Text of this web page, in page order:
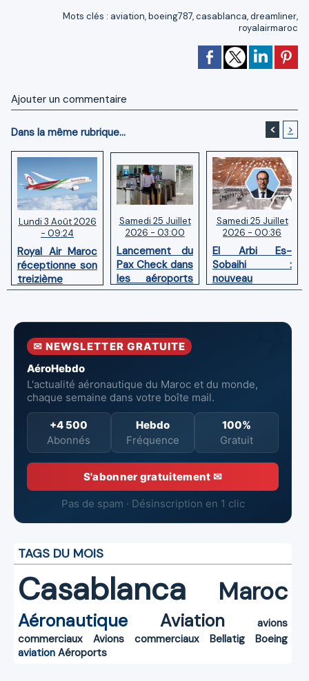
Mots clés : aviation,boeing787,casablanca,dreamliner,
royalairmaroc
Ajouter un commentaire
Dans la même rubrique... < >
Lundi 3 Août 2026
- 09:24
Royal Air Maroc
réceptionne son
treizième
Boeing 787
Samedi 25 Juillet
2026 - 03:00
Lancement du
Pax Check dans
les aéroports
du Maroc
Samedi 25 Juillet
2026 - 00:36
El Arbi Es-
Sobaihi :
nouveau
directeur à la
l’Aéroport
Mohammed V
✉ NEWSLETTER GRATUITE
AéroHebdo
L'actualité aéronautique du Maroc et du monde,
chaque semaine dans votre boîte mail.
+4 500
Abonnés
Hebdo
Fréquence
100%
Gratuit
S'abonner gratuitement ✉
Pas de spam · Désinscription en 1 clic
TAGS DU MOIS
Casablanca Maroc
Aéronautique Aviation
avions
commerciaux
Avions commerciaux Bellatig
Boeing
aviation Aéroports